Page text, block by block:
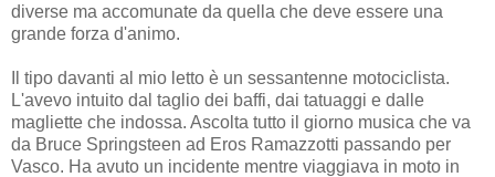
diverse ma accomunate da quella che deve essere una
grande forza d'animo.
Il tipo davanti al mio letto è un sessantenne motociclista.
L'avevo intuito dal taglio dei baffi, dai tatuaggi e dalle
magliette che indossa. Ascolta tutto il giorno musica che va
da Bruce Springsteen ad Eros Ramazzotti passando per
Vasco. Ha avuto un incidente mentre viaggiava in moto in